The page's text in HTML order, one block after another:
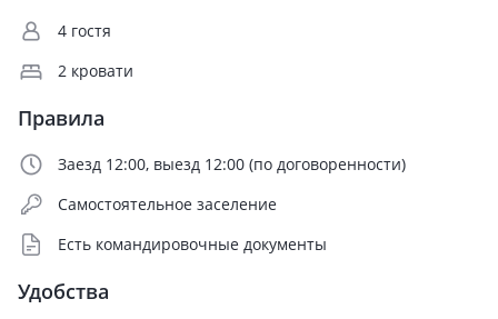
4 гостя
2 кровати
Правила
Заезд 12:00, выезд 12:00 (по договоренности)
Самостоятельное заселение
Есть командировочные документы
Удобства